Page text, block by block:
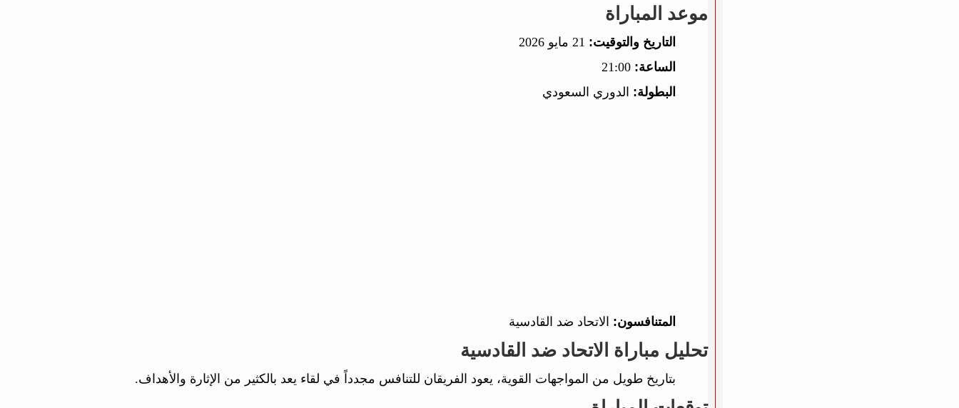
موعد المباراة
التاريخ والتوقيت:
الساعة:
البطولة: الدوري السعودي
المتنافسون: الاتحاد ضد القادسية
تحليل مباراة الاتحاد ضد القادسية
بتاريخ طويل من المواجهات القوية، يعود الفريقان للتنافس مجدداً في لقاء يعد بالكثير من الإثارة والأهداف.